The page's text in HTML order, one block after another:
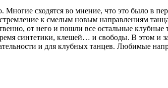
сходятся во мнение, что это было в
к смелым новым направлениям
от него и пошли все остальные
синтетики, клешей… и свободы. В этом
и для клубных танцев. Любимые